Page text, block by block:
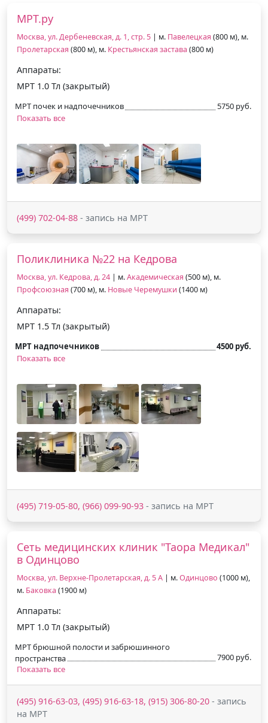
МРТ.ру
Москва, ул. Дербеневская, д. 1, стр. 5 | м. Павелецкая (800 м), м.
Пролетарская (800 м), м. Крестьянская застава (800 м)
Аппараты:
МРТ 1.0 Тл (закрытый)
МРТ почек и надпочечников
5750 руб.
Показать все
(499) 702-04-88 - запись на МРТ
Поликлиника №22 на Кедрова
Москва, ул. Кедрова, д. 24 | м.Академическая (500 м), м.
Профсоюзная (700 м), м. Новые Черемушки (1400 м)
Аппараты:
МРТ 1.5 Тл (закрытый)
МРТ надпочечников
4500 руб.
Показать все
(495) 719-05-80, (966) 099-90-93 - запись на МРТ
Сеть медицинских клиник "Таора Медикал"
в Одинцово
Москва, ул. Верхне-Пролетарская, д. 5 А | м.Одинцово (1000 м),
м. Баковка (1900 м)
Аппараты:
МРТ 1.0 Тл (закрытый)
МРТ брюшной полости и забрюшинного
пространства
7900 руб.
Показать все
(495) 916-63-03, (495) 916-63-18, (915) 306-80-20 - запись
на МРТ